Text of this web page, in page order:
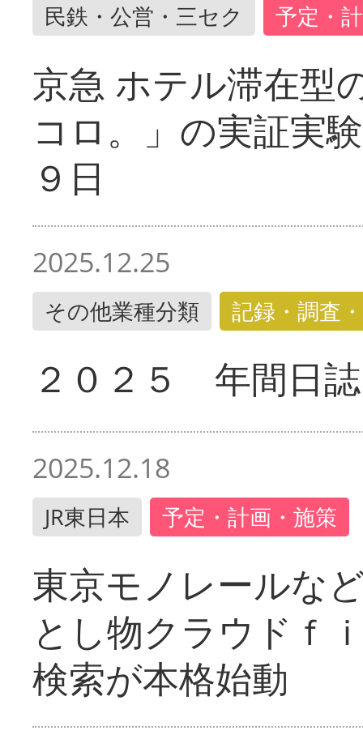
民鉄・公営・三セク 予定・
京急 ホテル滞在型
コロ。」の実証実
９日
2025.12.25
その他業種分類 記録・調査
２０２５ 年間日誌
2025.12.18
JR東日本 予定・計画・施策
東京モノレールな
とし物クラウドｆ
検索が本格始動